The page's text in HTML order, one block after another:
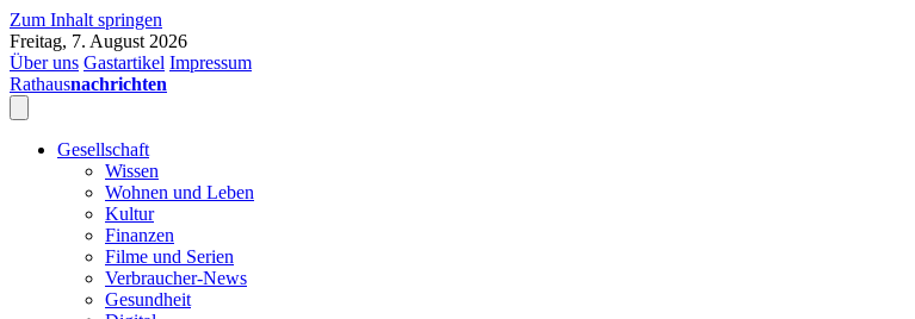
Zum Inhalt springen
Freitag, 7. August 2026
Über uns Gastartikel Impressum
Rathausnachrichten
Gesellschaft
Wissen
Wohnen und Leben
Kultur
Finanzen
Filme und Serien
Verbraucher-News
Gesundheit